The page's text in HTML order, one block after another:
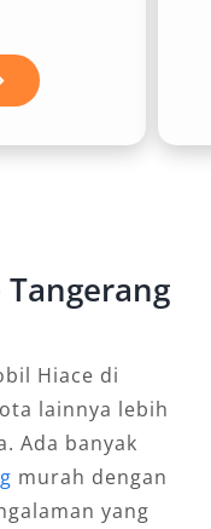
perjalanan
finansial.
bulanan,
pergi, Anda
tanpa
dan
Tangerang
Hiace di
lainnya lebih
Ada banyak
murah dengan
yang